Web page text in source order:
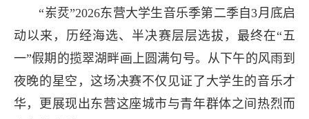
“岽烎”2026东营大学生音乐季第二季自3月底启
动以来，历经海选、半决赛层层选拔，最终在“五
一”假期的揽翠湖畔画上圆满句号。从下午的风雨到
夜晚的星空，这场决赛不仅见证了大学生的音乐才
华，更展现出东营这座城市与青年群体之间热烈而